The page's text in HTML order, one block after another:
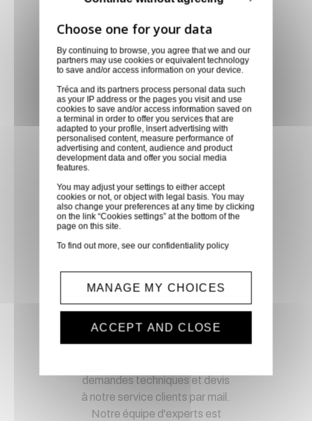
Livraison via GLS
Retirer vos produits
directement en magasin ou
faites vous livrer chez vous ou
dans les points relais de notre
partenaire GLS, partout en
France métropolitaine et en
mise à disposition des produits
à notre transporteur.
Paiement sécurisé
Paiement CB, virement,
Paypal, ...
Service client
Optez pour la tranquillité
demandes techniques et devis
à notre service clients par mail.
Notre équipe d'experts est
By continuing to browse, you agree that we and our
partners may use cookies or equivalent technology
to save and/or access information on your device.
Tréca and its partners process personal data such
as your IP address or the pages you visit and use
cookies to save and/or access information saved on
a terminal in order to offer you services that are
adapted to your profile, insert advertising with
personalised content, measure performance of
advertising and content, audience and product
development data and offer you social media
features.
You may adjust your settings to either accept
cookies or not, or object with legal basis. You may
also change your preferences at any time by clicking
on the link “Cookies settings” at the bottom of the
page on this site.
To find out more, see ourconfidentiality policy
MANAGE MY CHOICES
ACCEPT AND CLOSE